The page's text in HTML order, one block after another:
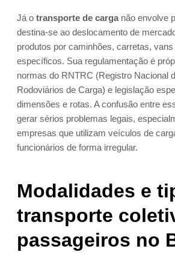
Já o transporte de carganão envolve
destina-se ao deslocamento de
produtos por caminhões, carretas,
específicos. Sua regulamentação é
normas do RNTRC (Registro Nacional
Rodoviários de Carga) e legislação
dimensões e rotas. A confusão entre
gerar sérios problemas legais,
empresas que utilizam veículos de
funcionários de forma irregular.
Modalidades e
transporte
passageiros no